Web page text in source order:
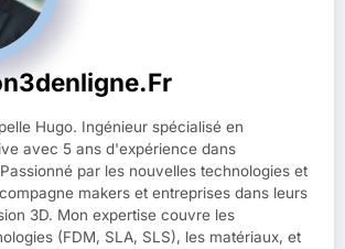
Hugo. Ingénieur spécialisé en
avec 5 ans d'expérience dans
par les nouvelles technologies et
makers et entreprises dans leurs
3D. Mon expertise couvre les
(FDM, SLA, SLS), les matériaux, et